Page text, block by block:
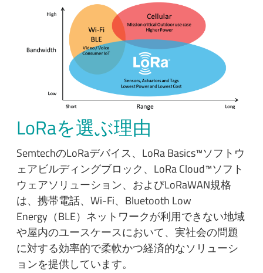
LoRaを選ぶ理由
SemtechのLoRaデバイス、LoRa Basics™ソフトウ
ェアビルディングブロック、LoRa Cloud™ソフト
ウェアソリューション、およびLoRaWAN規格
は、携帯電話、Wi-Fi、Bluetooth Low
Energy（BLE）ネットワークが利用できない地域
や屋内のユースケースにおいて、実社会の問題
に対する効率的で柔軟かつ経済的なソリューシ
ョンを提供しています。